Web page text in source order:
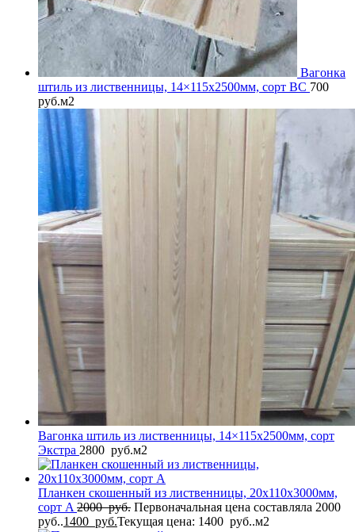
Вагонка
штиль из лиственницы, 14×115x2500мм, сорт BС 700
руб.м2
Вагонка штиль из лиственницы, 14×115x2500мм, сорт
Экстра 2800 руб.м2
Планкен скошенный из лиственницы, 20x110x3000мм,
сорт A 2000руб. Первоначальная цена составляла 2000
руб..1400 руб.Текущая цена: 1400 руб..м2